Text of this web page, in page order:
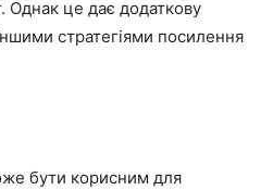
Однак це дає додаткову
стратегіями посилення
бути корисним для